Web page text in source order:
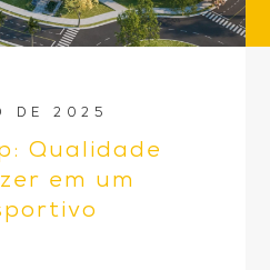
DE 2025
Qualidade
em um